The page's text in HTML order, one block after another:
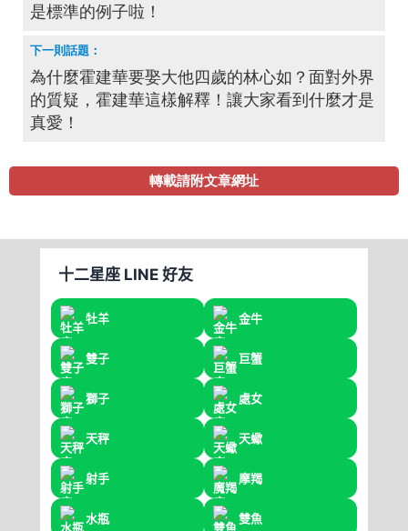
是標準的例子啦！
為什麼霍建華要娶大他四歲的林心如？面對外界
的質疑，霍建華這樣解釋！讓大家看到什麼才是
真愛！
轉載請附文章網址